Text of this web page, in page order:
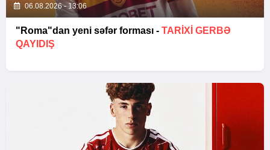
06.08.2026 - 13:06
"Roma"dan yeni səfər forması - TARIXI GERBƏ
QAYIDIŞ